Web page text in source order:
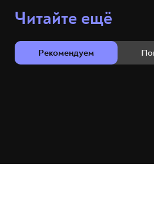
Читайте ещё
Рекомендуем